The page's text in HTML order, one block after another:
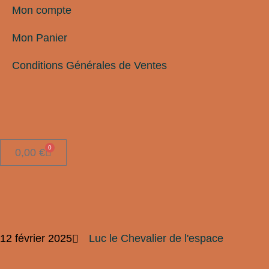
Mon compte
Mon Panier
Conditions Générales de Ventes
0,00 € 0
12 février 2025 Luc le Chevalier de l'espace